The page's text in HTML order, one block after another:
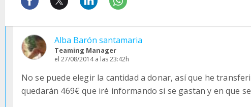
Alba Barón santamaria
Teaming Manager
el 27/08/2014 a las 23:42h
No se puede elegir la cantidad a donar, así que he
quedarán 469€ que iré informando si se gastan y en que